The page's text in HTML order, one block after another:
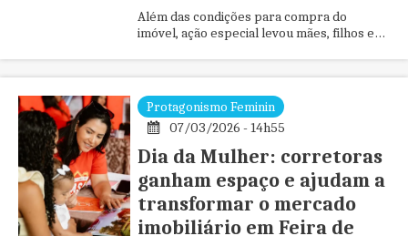
Além das condições para compra do
imóvel, ação especial levou mães, filhos e
Protagonismo Feminin
07/03/2026 - 14h55
Dia da Mulher: corretoras
ganham espaço e ajudam a
transformar o mercado
imobiliário em Feira de